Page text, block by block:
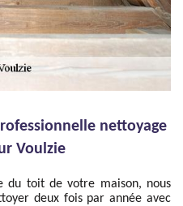
nettoyage
Voulzie
du toit de votre maison, nous
deux fois par année avec